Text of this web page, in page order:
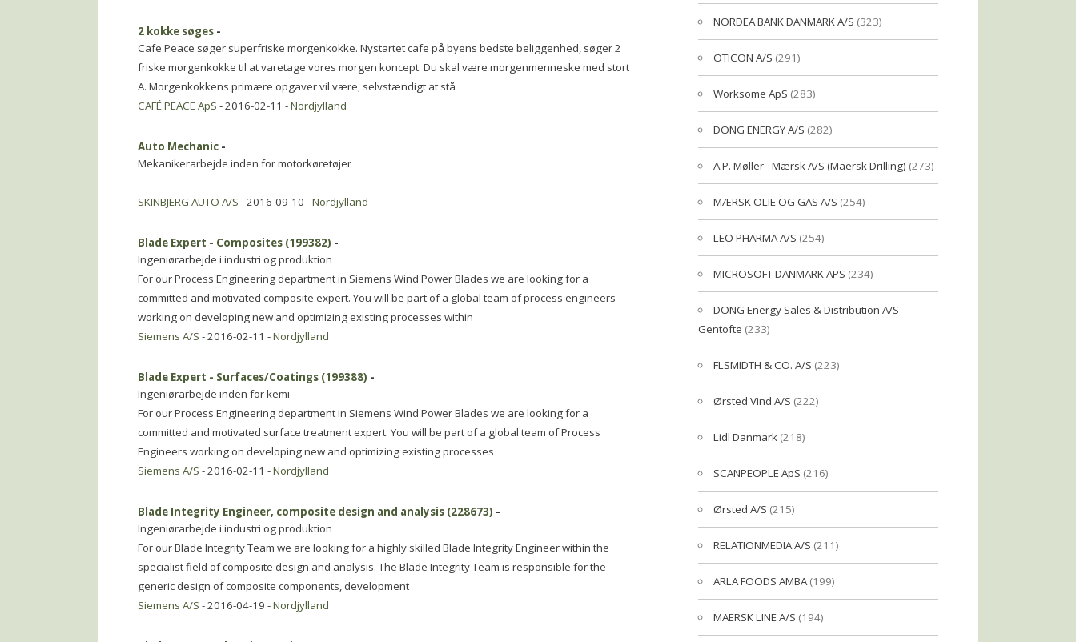
2 kokke søges -
Cafe Peace søger superfriske morgenkokke. Nystartet cafe på byens bedste beliggenhed, søger 2
friske morgenkokke til at varetage vores morgen koncept. Du skal være morgenmenneske med stort
A. Morgenkokkens primære opgaver vil være, selvstændigt at stå
CAFÉ PEACE ApS - 2016-02-11 -Nordjylland
Auto Mechanic -
Mekanikerarbejde inden for motorkøretøjer
SKINBJERG AUTO A/S - 2016-09-10 -Nordjylland
Blade Expert - Composites (199382) -
Ingeniørarbejde i industri og produktion
For our Process Engineering department in Siemens Wind Power Blades we are looking for a
committed and motivated composite expert. You will be part of a global team of process engineers
working on developing new and optimizing existing processes within
Siemens A/S - 2016-02-11 -Nordjylland
Blade Expert - Surfaces/Coatings (199388) -
Ingeniørarbejde inden for kemi
For our Process Engineering department in Siemens Wind Power Blades we are looking for a
committed and motivated surface treatment expert. You will be part of a global team of Process
Engineers working on developing new and optimizing existing processes
Siemens A/S - 2016-02-11 -Nordjylland
Blade Integrity Engineer, composite design and analysis (228673) -
Ingeniørarbejde i industri og produktion
For our Blade Integrity Team we are looking for a highly skilled Blade Integrity Engineer within the
specialist field of composite design and analysis. The Blade Integrity Team is responsible for the
generic design of composite components, development
Siemens A/S - 2016-04-19 -Nordjylland
NORDEA BANK DANMARK A/S (323)
OTICON A/S (291)
Worksome ApS (283)
DONG ENERGY A/S (282)
A.P. Møller - Mærsk A/S (Maersk Drilling) (273)
MÆRSK OLIE OG GAS A/S (254)
LEO PHARMA A/S (254)
MICROSOFT DANMARK APS (234)
DONG Energy Sales & Distribution A/S
Gentofte (233)
FLSMIDTH & CO. A/S (223)
Ørsted Vind A/S (222)
Lidl Danmark (218)
SCANPEOPLE ApS (216)
Ørsted A/S (215)
RELATIONMEDIA A/S (211)
ARLA FOODS AMBA(199)
MAERSK LINE A/S (194)